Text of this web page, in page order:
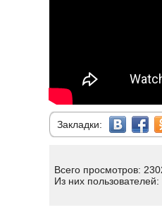
Закладки:
Всего просмотров:
Из них пользователей: